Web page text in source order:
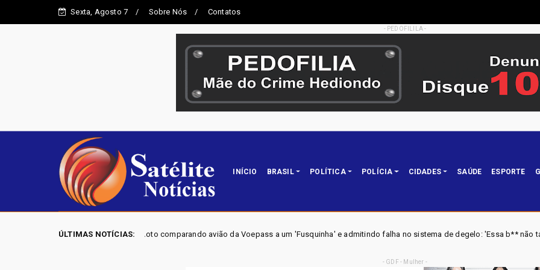
Sexta, Agosto 7 Sobre Nós Contatos
- PEDOFILILA -
INÍCIO BRASIL POLÍTICA POLÍCIA CIDADES SAÚDE ESPORTE
ÚLTIMAS NOTÍCIAS:
revela piloto comparando avião da Voepass a um 'Fusquinha' e admitindo falha no sistema de degelo: 'Essa b** não tá funcionando' Brasil
- GDF - Mulher -